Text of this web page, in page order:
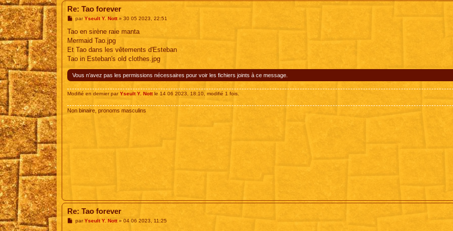
Re: Tao forever
M
s
a
g
parYseult Y. Nott» 30 05 2023, 22:51
Tao en sirène raie manta
Mermaid Tao.jpg
Et Tao dans les vêtements d'Esteban
Tao in Esteban's old clothes.jpg
Vous n’avez pas les permissions nécessaires pour voir les fichiers joints à ce message.
Modifié en dernier parYseult Y. Nottle 14 06 2023, 18:10, modifié 1 fois.
Non binaire, pronoms masculins
Re: Tao forever
MparYseult Y. Nott» 04 06 2023, 11:25